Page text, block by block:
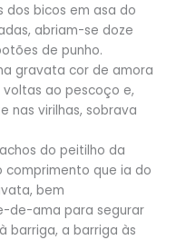
dos bicos em asa do
abriam-se doze
de punho.
gravata cor de amora
ao pescoço e,
nas virilhas, sobrava
do peitilho da
comprimento que ia do
bem
de-ama para segurar
barriga, a barriga às